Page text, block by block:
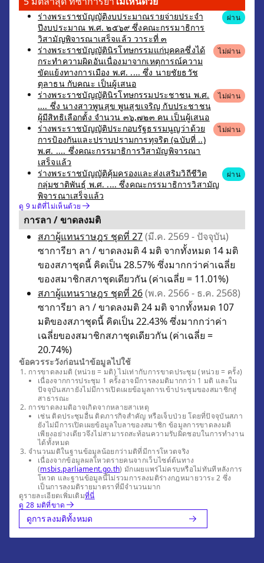
ร่างพระราชบัญญัติงบประมาณรายจ่ายประจำ
ปีงบประมาณ พ.ศ. ๒๕๖๙ ซึ่งคณะกรรมาธิการ
วิสามัญพิจารณาเสร็จแล้ว วาระที่ ๓
ผ่าน
ร่างพระราชบัญญัตินิรโทษกรรมแก่บุคคลซึ่งได้
กระทำความผิดอันเนื่องมาจากเหตุการณ์ความ
ขัดแย้งทางการเมือง พ.ศ. .... ซึ่ง นายชัยธวัช
ตุลาธน กับคณะ เป็นผู้เสนอ
ไม่ผ่าน
ร่างพระราชบัญญัตินิรโทษกรรมประชาชน พ.ศ.
.... ซึ่ง นางสาวพูนสุข พูนสุขเจริญ กับประชาชน
ผู้มีสิทธิเลือกตั้ง จำนวน ๓๖,๗๒๓ คน เป็นผู้เสนอ
ไม่ผ่าน
ร่างพระราชบัญญัติประกอบรัฐธรรมนูญว่าด้วย
การป้องกันและปราบปรามการทุจริต (ฉบับที่ ..)
พ.ศ. .... ซึ่งคณะกรรมาธิการวิสามัญพิจารณา
เสร็จแล้ว
ไม่ผ่าน
ร่างพระราชบัญญัติคุ้มครองและส่งเสริมวิถีชีวิต
กลุ่มชาติพันธุ์ พ.ศ. .... ซึ่งคณะกรรมาธิการวิสามัญ
พิจารณาเสร็จแล้ว
ผ่าน
ดู 9 มติที่ไม่เห็นด้วย
การลา / ขาดลงมติ
สภาผู้แทนราษฎร ชุดที่ 27(มี.ค. 2569 - ปัจจุบัน)
ซาการียา ลา / ขาดลงมติ 4 มติ จากทั้งหมด 14 มติ
ของสภาชุดนี้ คิดเป็น 28.57% ซึ่งมากกว่าค่าเฉลี่ย
ของสมาชิกสภาชุดเดียวกัน (ค่าเฉลี่ย = 11.01%)
สภาผู้แทนราษฎร ชุดที่ 26(พ.ค. 2566 - ธ.ค. 2568)
ซาการียา ลา / ขาดลงมติ 24 มติ จากทั้งหมด 107
มติของสภาชุดนี้ คิดเป็น 22.43% ซึ่งมากกว่าค่า
เฉลี่ยของสมาชิกสภาชุดเดียวกัน (ค่าเฉลี่ย =
20.74%)
ข้อควรระวังก่อนนำข้อมูลไปใช้
การขาดลงมติ (หน่วย = มติ) ไม่เท่ากับการขาดประชุม (หน่วย = ครั้ง)
เนื่องจากการประชุม 1 ครั้งอาจมีการลงมติมากกว่า 1 มติ และใน
ปัจจุบันสภายังไม่มีการเปิดเผยข้อมูลการเข้าประชุมของสมาชิกสู่
สาธารณะ
การขาดลงมติอาจเกิดจากหลายสาเหตุ
เช่น ติดประชุมอื่น ติดภารกิจสำคัญ หรือเจ็บป่วย โดยที่ปัจจุบันสภา
ยังไม่มีการเปิดเผยข้อมูลใบลาของสมาชิก ข้อมูลการขาดลงมติ
เพียงอย่างเดียวจึงไม่สามารถสะท้อนความรับผิดชอบในการทำงาน
ได้ทั้งหมด
จำนวนมติในฐานข้อมูลน้อยกว่ามติที่มีการโหวตจริง
เนื่องจากข้อมูลผลโหวตรายคนจากเว็บไซต์ต้นทาง
(msbis.parliament.go.th) มักเผยแพร่ไม่ครบหรือไม่ทันทีหลังการ
โหวต และฐานข้อมูลนี้ไม่รวมการลงมติร่างกฎหมายวาระ 2 ซึ่ง
เป็นการลงมติรายมาตราที่มีจำนวนมาก
ดูรายละเอียดเพิ่มเติมที่นี่
ดู 28 มติที่ขาด
ดูการลงมติทั้งหมด